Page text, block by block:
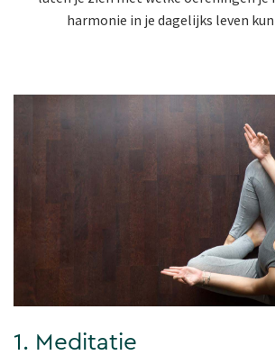
harmonie in je dagelijks leven
1. Meditatie